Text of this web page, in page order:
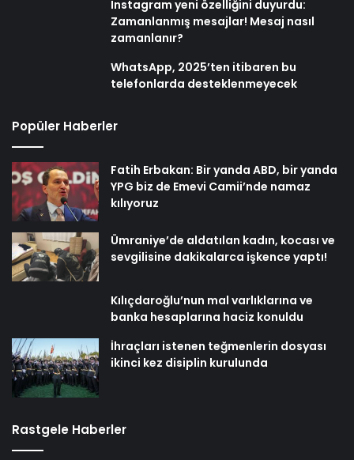
Instagram yeni özelliğini duyurdu:
Zamanlanmış mesajlar! Mesaj nasıl
zamanlanır?
WhatsApp, 2025’ten itibaren bu
telefonlarda desteklenmeyecek
Popüler Haberler
Fatih Erbakan: Bir yanda ABD, bir yanda
YPG biz de Emevi Camii’nde namaz
kılıyoruz
Ümraniye’de aldatılan kadın, kocası ve
sevgilisine dakikalarca işkence yaptı!
Kılıçdaroğlu’nun mal varlıklarına ve
banka hesaplarına haciz konuldu
İhraçları istenen teğmenlerin dosyası
ikinci kez disiplin kurulunda
Rastgele Haberler